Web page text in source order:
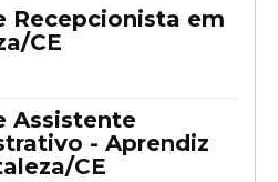
Recepcionista em
CE
Assistente
- Aprendiz
CE